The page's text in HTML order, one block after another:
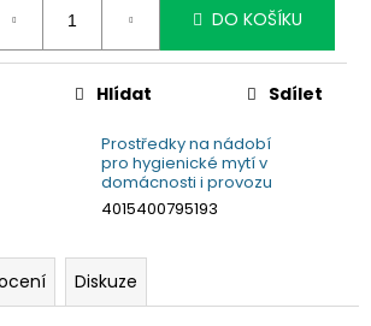
DO KOŠÍKU
Prostředky na nádobí
pro hygienické mytí v
domácnosti i provozu
4015400795193
Hlídat Sdílet
Diskuze